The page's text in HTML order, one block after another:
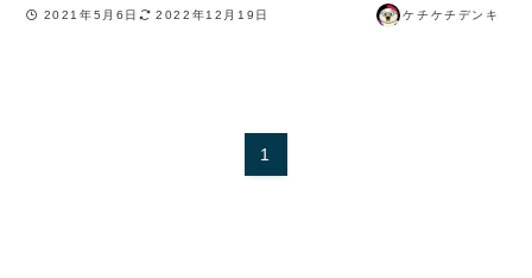
2021年5月6日 2022年12月19日 ケチケチデンキ
1